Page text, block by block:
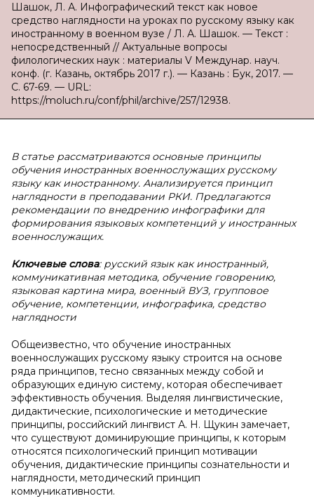
Шашок, Л. А. Инфографический текст как новое
средство наглядности на уроках по русскому языку как
иностранному в военном вузе / Л. А. Шашок. — Текст :
непосредственный // Актуальные вопросы
филологических наук : материалы V Междунар. науч.
конф. (г. Казань, октябрь 2017 г.). — Казань : Бук, 2017. —
С. 67-69. — URL:
https://moluch.ru/conf/phil/archive/257/12938.
В статье рассматриваются основные принципы
обучения иностранных военнослужащих русскому
языку как иностранному. Анализируется принцип
наглядности в преподавании РКИ. Предлагаются
рекомендации по внедрению инфографики для
формирования языковых компетенций у иностранных
военнослужащих.
Ключевые слова: русский язык как иностранный,
коммуникативная методика, обучение говорению,
языковая картина мира, военный ВУЗ, групповое
обучение, компетенции, инфографика, средство
наглядности
Общеизвестно, что обучение иностранных
военнослужащих русскому языку строится на основе
ряда принципов, тесно связанных между собой и
образующих единую систему, которая обеспечивает
эффективность обучения. Выделяя лингвистические,
дидактические, психологические и методические
принципы, российский лингвист А. Н. Щукин замечает,
что существуют доминирующие принципы, к которым
относятся психологический принцип мотивации
обучения, дидактические принципы сознательности и
наглядности, методический принцип
коммуникативности.